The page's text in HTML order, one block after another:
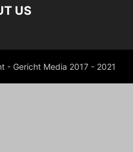
US
- Gericht Media 2017 - 2021